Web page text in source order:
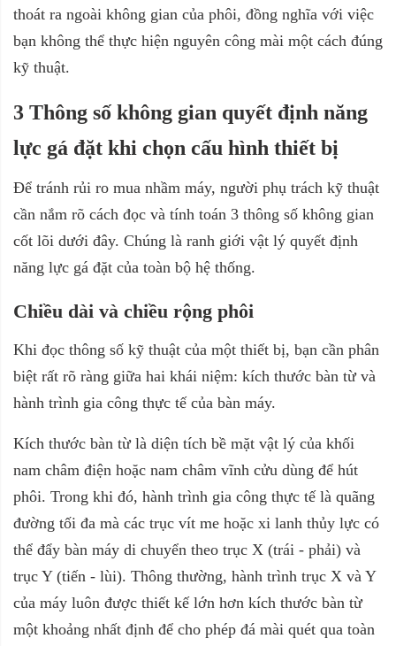
thoát ra ngoài không gian của phôi, đồng nghĩa với việc
bạn không thể thực hiện nguyên công mài một cách đúng
kỹ thuật.
3 Thông số không gian quyết định năng
lực gá đặt khi chọn cấu hình thiết bị
Để tránh rủi ro mua nhầm máy, người phụ trách kỹ thuật
cần nắm rõ cách đọc và tính toán 3 thông số không gian
cốt lõi dưới đây. Chúng là ranh giới vật lý quyết định
năng lực gá đặt của toàn bộ hệ thống.
Chiều dài và chiều rộng phôi
Khi đọc thông số kỹ thuật của một thiết bị, bạn cần phân
biệt rất rõ ràng giữa hai khái niệm: kích thước bàn từ và
hành trình gia công thực tế của bàn máy.
Kích thước bàn từ là diện tích bề mặt vật lý của khối
nam châm điện hoặc nam châm vĩnh cửu dùng để hút
phôi. Trong khi đó, hành trình gia công thực tế là quãng
đường tối đa mà các trục vít me hoặc xi lanh thủy lực có
thể đẩy bàn máy di chuyển theo trục X (trái - phải) và
trục Y (tiến - lùi). Thông thường, hành trình trục X và Y
của máy luôn được thiết kế lớn hơn kích thước bàn từ
một khoảng nhất định để cho phép đá mài quét qua toàn